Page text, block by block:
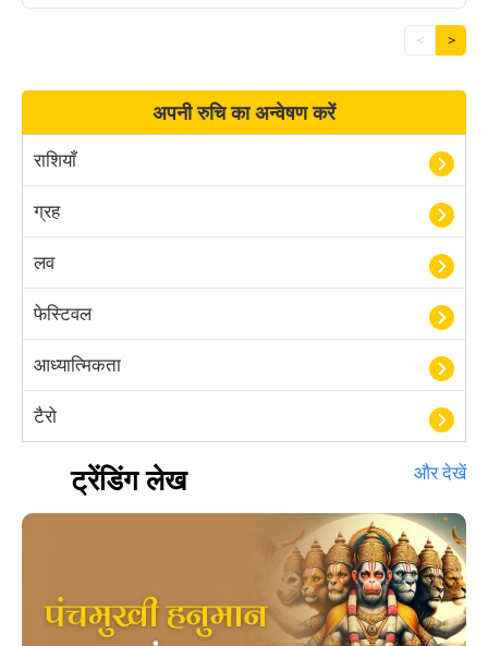
< >
अपनी रुचि का अन्वेषण करें
राशियाँ
ग्रह
लव
फेस्टिवल
आध्यात्मिकता
टैरो
हस्तरेखा शास्त्र
बॉलीवुड
खेल
ट्रेंडिंग लेख और देखें